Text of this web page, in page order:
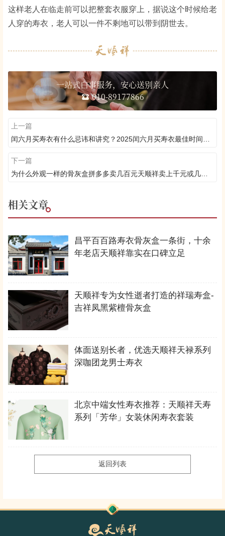
这样老人在临走前可以把整套衣服穿上，据说这个时候给老
人穿的寿衣，老人可以一件不剩地可以带到阴世去。
一站式白事服务，安心送别亲人
010-89177866
上一篇
下一篇
相关文章
昌平百百路寿衣骨灰盒一条街，十余
年老店天顺祥靠实在口碑立足
天顺祥专为女性逝者打造的祥瑞寿盒-
吉祥凤黑紫檀骨灰盒
体面送别长者，优选天顺祥天禄系列
深咖团龙男士寿衣
北京中端女性寿衣推荐：天顺祥天寿
系列「芳华」女装休闲寿衣套装
返回列表